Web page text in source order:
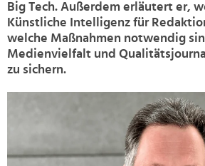
Big Tech. Außerdem erläutert er,
Künstliche Intelligenz für
welche Maßnahmen notwendig
Medienvielfalt und
zu sichern.